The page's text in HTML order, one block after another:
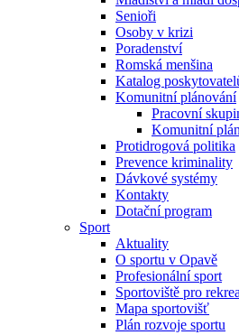
Senioři
Osoby v krizi
Poradenství
Romská menšina
Katalog
Komunitní plánování
Pracovní
Komunitní
Protidrogová politika
Prevence kriminality
Dávkové systémy
Kontakty
Dotační program
Sport
Aktuality
O sportu v Opavě
Profesionální sport
Sportoviště pro
Mapa sportovišť
Plán rozvoje sportu